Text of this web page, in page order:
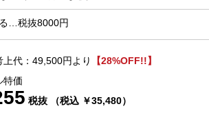
…税抜8000円
上代：49,500円より
【28%OFF!!】
特価
税抜 （税込 ￥35,480）